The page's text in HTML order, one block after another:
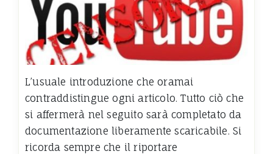
L’usuale introduzione che oramai
contraddistingue ogni articolo. Tutto ciò che
si affermerà nel seguito sarà completato da
documentazione liberamente scaricabile. Si
ricorda sempre che il riportare